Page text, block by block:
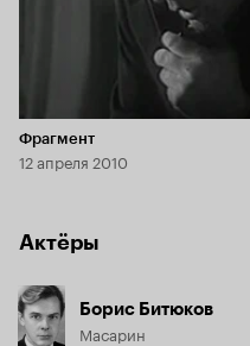
Длительность 10 мин
Фрагмент
12 апреля 2010
Актёры
Борис Битюков
Масарин